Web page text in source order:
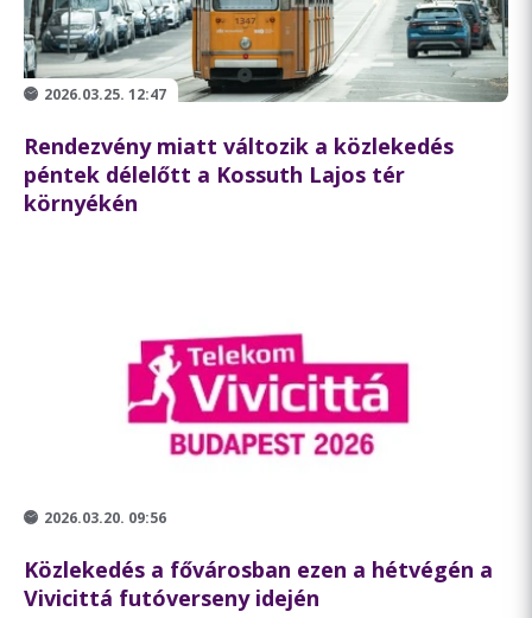
2026.03.25. 12:47
Rendezvény miatt változik a közlekedés
péntek délelőtt a Kossuth Lajos tér
környékén
2026.03.20. 09:56
Közlekedés a fővárosban ezen a hétvégén a
Vivicittá futóverseny idején